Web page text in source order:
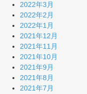
2022年3月
2022年2月
2022年1月
2021年12月
2021年11月
2021年10月
2021年9月
2021年8月
2021年7月